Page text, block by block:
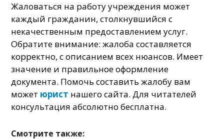
Жаловаться на работу учреждения может
каждый гражданин, столкнувшийся с
некачественным предоставлением услуг.
Обратите внимание: жалоба составляется
корректно, с описанием всех нюансов. Имеет
значение и правильное оформление
документа. Помочь составить жалобу вам
может юрист нашего сайта. Для читателей
консультация абсолютно бесплатна.
Смотрите также: